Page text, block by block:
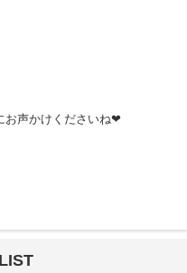
お声かけくださいね❤